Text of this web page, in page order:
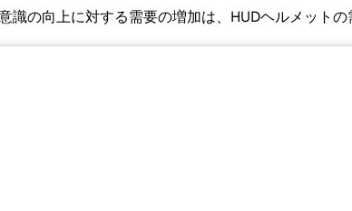
識の向上に対する需要の増加は、HUDヘルメット